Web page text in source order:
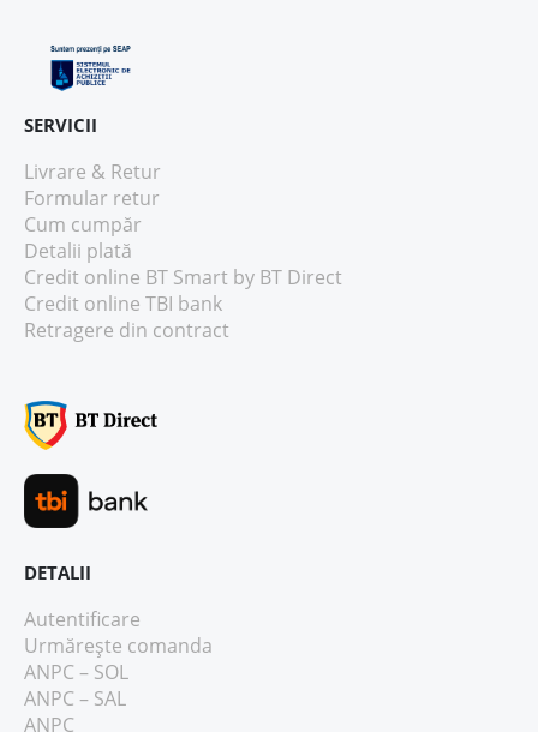
SERVICII
Livrare & Retur
Formular retur
Cum cumpăr
Detalii plată
Credit online BT Smart by BT Direct
Credit online TBI bank
Retragere din contract
DETALII
Autentificare
Urmărește comanda
ANPC – SOL
ANPC – SAL
ANPC